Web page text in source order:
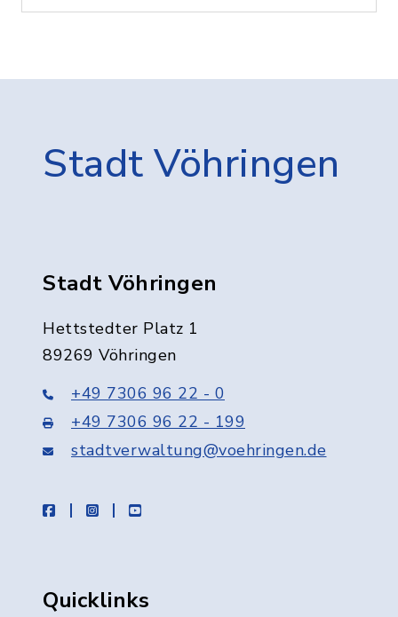
Stadt Vöhringen
Stadt Vöhringen
Hettstedter Platz 1
89269 Vöhringen
+49 7306 96 22 - 0
+49 7306 96 22 - 199
stadtverwaltung@voehringen.de
facebookinstagramyoutube
Quicklinks